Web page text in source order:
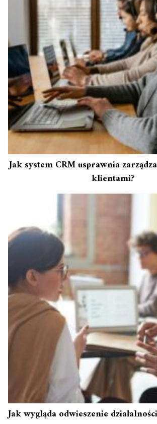
Jak system CRM usprawnia
klientami?
Jak wygląda odwieszenie